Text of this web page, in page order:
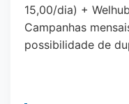
15,00/dia) +
Campanhas
possibilidade de